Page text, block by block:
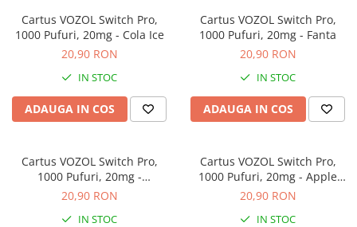
Cartuse Icewave E1
Kit-uri Icewave E1
VAAL Vapebar Pro
VAAL Vapebar Pro 800 Kit-uri
Cartus VOZOL Switch Pro,
1000 Pufuri, 20mg - Cola Ice
20,90 RON
IN STOC
ADAUGA IN COS
Cartus VOZOL Switch Pro,
1000 Pufuri, 20mg - Fanta
20,90 RON
IN STOC
ADAUGA IN COS
Cartus VOZOL Switch Pro,
1000 Pufuri, 20mg -
Strawberry Raspberry Cherry
20,90 RON
IN STOC
Cartus VOZOL Switch Pro,
1000 Pufuri, 20mg - Apple
Peach
20,90 RON
IN STOC